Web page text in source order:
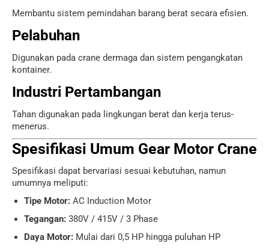
Membantu sistem pemindahan barang berat secara efisien.
Pelabuhan
Digunakan pada crane dermaga dan sistem pengangkatan
kontainer.
Industri Pertambangan
Tahan digunakan pada lingkungan berat dan kerja terus-
menerus.
Spesifikasi Umum Gear Motor Crane
Spesifikasi dapat bervariasi sesuai kebutuhan, namun
umumnya meliputi:
Tipe Motor: AC Induction Motor
Tegangan: 380V / 415V / 3 Phase
Daya Motor: Mulai dari 0,5 HP hingga puluhan HP